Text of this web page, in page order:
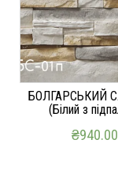
БОЛГАРСЬКИЙ
(Білий з
₴940.00